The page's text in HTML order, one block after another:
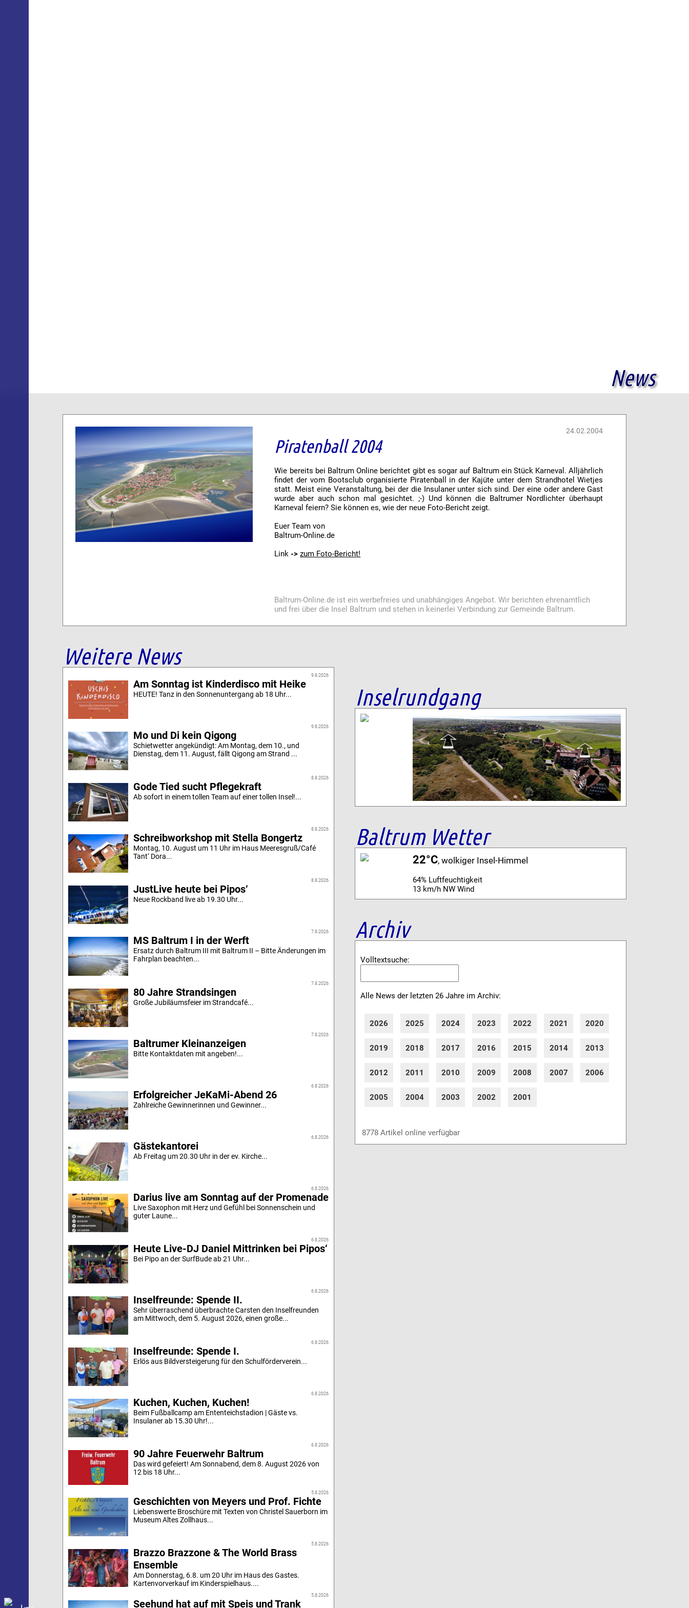
News
24.02.2004
Piratenball 2004
Wie bereits bei Baltrum Online berichtet gibt es sogar auf Baltrum ein Stück Karneval. Alljährlich
findet der vom Bootsclub organisierte Piratenball in der Kajüte unter dem Strandhotel Wietjes
statt. Meist eine Veranstaltung, bei der die Insulaner unter sich sind. Der eine oder andere Gast
wurde aber auch schon mal gesichtet. ;-) Und können die Baltrumer Nordlichter überhaupt
Karneval feiern? Sie können es, wie der neue Foto-Bericht zeigt.
Euer Team von
Baltrum-Online.de
Link-> zum Foto-Bericht!
Baltrum-Online.de ist ein werbefreies und unabhängiges Angebot. Wir berichten ehrenamtlich
und frei über die Insel Baltrum und stehen in keinerlei Verbindung zur Gemeinde Baltrum.
Weitere News
9.8.2026
Am Sonntag ist Kinderdisco mit Heike
HEUTE! Tanz in den Sonnenuntergang ab 18 Uhr...
9.8.2026
Mo und Di kein Qigong
Schietwetter angekündigt: Am Montag, dem 10., und
Dienstag, dem 11. August, fällt Qigong am Strand ...
8.8.2026
Gode Tied sucht Pflegekraft
Ab sofort in einem tollen Team auf einer tollen Insel!...
8.8.2026
Schreibworkshop mit Stella Bongertz
Montag, 10. August um 11 Uhr im Haus Meeresgruß/Café
Tant‘ Dora...
8.8.2026
JustLive heute bei Pipos‘
Neue Rockband live ab 19.30 Uhr...
7.8.2026
MS Baltrum I in der Werft
Ersatz durch Baltrum III mit Baltrum II – Bitte Änderungen im
Fahrplan beachten...
7.8.2026
80 Jahre Strandsingen
Große Jubiläumsfeier im Strandcafé...
7.8.2026
Baltrumer Kleinanzeigen
Bitte Kontaktdaten mit angeben!...
6.8.2026
Erfolgreicher JeKaMi-Abend 26
Zahlreiche Gewinnerinnen und Gewinner...
6.8.2026
Gästekantorei
Ab Freitag um 20.30 Uhr in der ev. Kirche...
6.8.2026
Darius live am Sonntag auf der Promenade
Live Saxophon mit Herz und Gefühl bei Sonnenschein und
guter Laune...
6.8.2026
Heute Live-DJ Daniel Mittrinken bei Pipos‘
Bei Pipo an der SurfBude ab 21 Uhr...
6.8.2026
Inselfreunde: Spende II.
Sehr überraschend überbrachte Carsten den Inselfreunden
am Mittwoch, dem 5. August 2026, einen große...
6.8.2026
Inselfreunde: Spende I.
Erlös aus Bildversteigerung für den Schulförderverein...
6.8.2026
Kuchen, Kuchen, Kuchen!
Beim Fußballcamp am Ententeichstadion | Gäste vs.
Insulaner ab 15.30 Uhr!...
6.8.2026
90 Jahre Feuerwehr Baltrum
Das wird gefeiert! Am Sonnabend, dem 8. August 2026 von
12 bis 18 Uhr...
5.8.2026
Geschichten von Meyers und Prof. Fichte
Liebenswerte Broschüre mit Texten von Christel Sauerborn im
Museum Altes Zollhaus...
5.8.2026
Brazzo Brazzone & The World Brass
Ensemble
Am Donnerstag, 6.8. um 20 Uhr im Haus des Gastes.
Kartenvorverkauf im Kinderspielhaus....
5.8.2026
Seehund hat auf mit Speis und Trank
Inselrundgang
Baltrum Wetter
22°C, wolkiger Insel-Himmel
64% Luftfeuchtigkeit
13 km/h NW Wind
Archiv
Volltextsuche:
Alle News der letzten 26 Jahre im Archiv:
2026 2025 2024 2023 2022 2021 2020
2019 2018 2017 2016 2015 2014 2013
2012 2011 2010 2009 2008 2007 2006
2005 2004 2003 2002 2001
8778 Artikel online verfügbar